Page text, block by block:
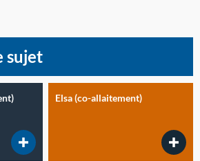
sujet
Elsa (co-allaitement)